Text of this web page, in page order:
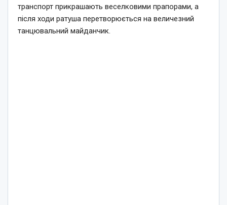
транспорт прикрашають веселковими прапорами, а
після ходи ратуша перетворюється на величезний
танцювальний майданчик.